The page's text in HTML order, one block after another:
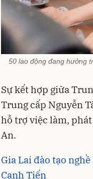
50 lao động đang hưởng
Sự kết hợp giữa
Trung cấp Nguyễn
hỗ trợ việc làm,
An.
Gia Lai đào tạo
Canh Tiến